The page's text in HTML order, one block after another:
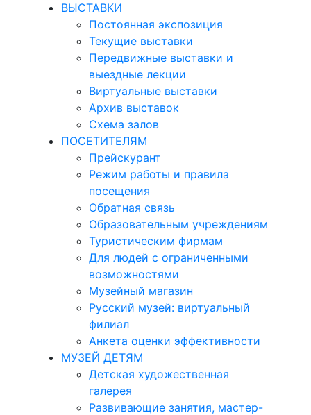
ВЫСТАВКИ
Постоянная экспозиция
Текущие выставки
Передвижные выставки и
выездные лекции
Виртуальные выставки
Архив выставок
Схема залов
ПОСЕТИТЕЛЯМ
Прейскурант
Режим работы и правила
посещения
Обратная связь
Образовательным учреждениям
Туристическим фирмам
Для людей с ограниченными
возможностями
Музейный магазин
Русский музей: виртуальный
филиал
Анкета оценки эффективности
МУЗЕЙ ДЕТЯМ
Детская художественная
галерея
Развивающие занятия, мастер-